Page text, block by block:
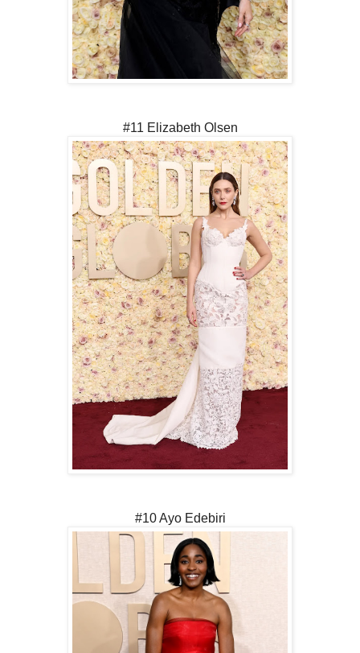
#11 Elizabeth Olsen
#10 Ayo Edebiri